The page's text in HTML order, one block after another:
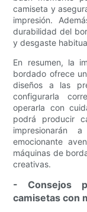
camiseta y
impresión.
durabilidad del
y desgaste
En resumen, la
bordado ofrece
diseños a las
configurarla
operarla con
podrá producir
impresionarán
emocionante
máquinas de
creativas.
- Consejos
camisetas con